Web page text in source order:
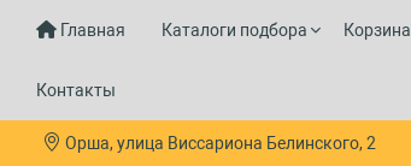
Главная Каталоги подбора Корзина
Контакты
Орша, улица Виссариона Белинского, 2